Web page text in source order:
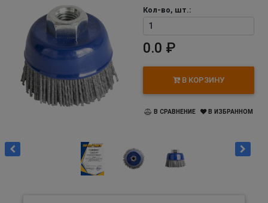
Кол-во, шт.:
0.0 ₽
В КОРЗИНУ
В СРАВНЕНИЕ В ИЗБРАННОМ